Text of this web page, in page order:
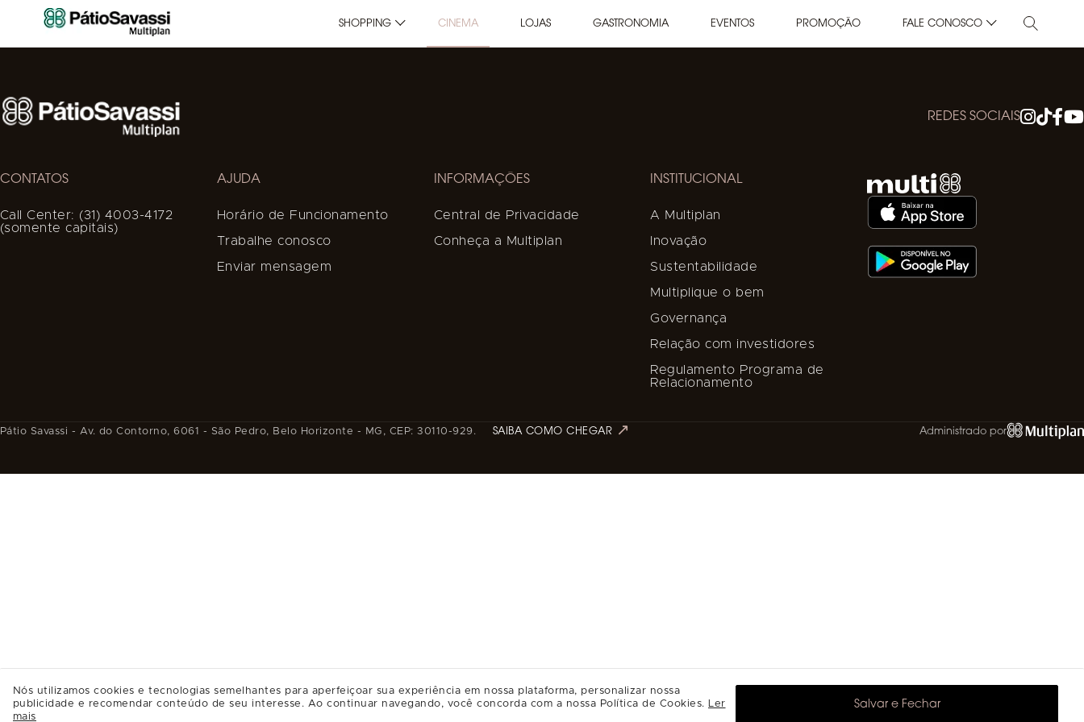
SHOPPING CINEMA LOJAS GASTRONOMIA EVENTOS PROMOÇÃO FALE CONOSCO
REDES SOCIAIS
CONTATOS
Call Center: (31) 4003-4172
(somente capitais)
AJUDA
Horário de Funcionamento
Trabalhe conosco
Enviar mensagem
INFORMAÇÕES
Central de Privacidade
Conheça a Multiplan
INSTITUCIONAL
A Multiplan
Inovação
Sustentabilidade
Multiplique o bem
Governança
Relação com investidores
Regulamento Programa de
Relacionamento
Pátio Savassi - Av. do Contorno, 6061 - São Pedro, Belo Horizonte - MG, CEP: 30110-929. SAIBA COMO CHEGAR Administrado por
Nós utilizamos cookies e tecnologias semelhantes para aperfeiçoar sua experiência em nossa plataforma, personalizar nossa
publicidade e recomendar conteúdo de seu interesse. Ao continuar navegando, você concorda com a nossa Política de Cookies. Ler
mais
Salvar e Fechar